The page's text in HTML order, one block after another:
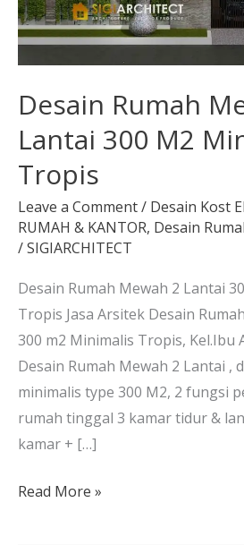
Desain Rumah
Lantai 300 M2
Tropis
Leave a Comment/ Desain Kost
RUMAH & KANTOR, Desain
/SIGIARCHITECT
Desain Rumah Mewah 2 Lantai
Tropis Jasa Arsitek Desain
300 m2 Minimalis Tropis, Kel.Ibu
Desain Rumah Mewah 2 Lantai ,
minimalis type 300 M2, 2 fungsi
rumah tinggal 3 kamar tidur &
kamar + […]
Read More »